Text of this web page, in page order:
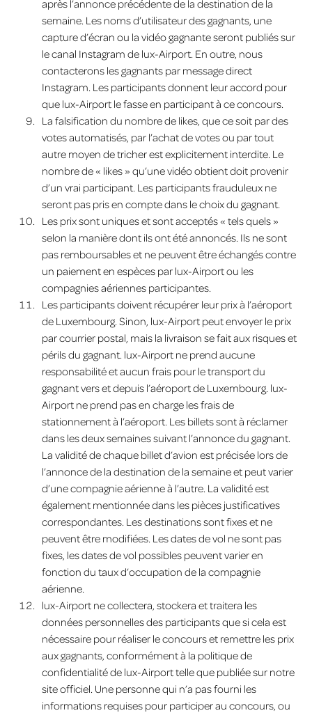
après l’annonce précédente de la destination de la
semaine. Les noms d’utilisateur des gagnants, une
capture d’écran ou la vidéo gagnante seront publiés sur
le canal Instagram de lux-Airport. En outre, nous
contacterons les gagnants par message direct
Instagram. Les participants donnent leur accord pour
que lux-Airport le fasse en participant à ce concours.
La falsification du nombre de likes, que ce soit par des
votes automatisés, par l’achat de votes ou par tout
autre moyen de tricher est explicitement interdite. Le
nombre de « likes » qu’une vidéo obtient doit provenir
d’un vrai participant. Les participants frauduleux ne
seront pas pris en compte dans le choix du gagnant.
Les prix sont uniques et sont acceptés « tels quels »
selon la manière dont ils ont été annoncés. Ils ne sont
pas remboursables et ne peuvent être échangés contre
un paiement en espèces par lux-Airport ou les
compagnies aériennes participantes.
Les participants doivent récupérer leur prix à l’aéroport
de Luxembourg. Sinon, lux-Airport peut envoyer le prix
par courrier postal, mais la livraison se fait aux risques et
périls du gagnant. lux-Airport ne prend aucune
responsabilité et aucun frais pour le transport du
gagnant vers et depuis l’aéroport de Luxembourg. lux-
Airport ne prend pas en charge les frais de
stationnement à l’aéroport. Les billets sont à réclamer
dans les deux semaines suivant l’annonce du gagnant.
La validité de chaque billet d’avion est précisée lors de
l’annonce de la destination de la semaine et peut varier
d’une compagnie aérienne à l’autre. La validité est
également mentionnée dans les pièces justificatives
correspondantes. Les destinations sont fixes et ne
peuvent être modifiées. Les dates de vol ne sont pas
fixes, les dates de vol possibles peuvent varier en
fonction du taux d’occupation de la compagnie
aérienne.
lux-Airport ne collectera, stockera et traitera les
données personnelles des participants que si cela est
nécessaire pour réaliser le concours et remettre les prix
aux gagnants, conformément à la politique de
confidentialité de lux-Airport telle que publiée sur notre
site officiel. Une personne qui n’a pas fourni les
informations requises pour participer au concours, ou